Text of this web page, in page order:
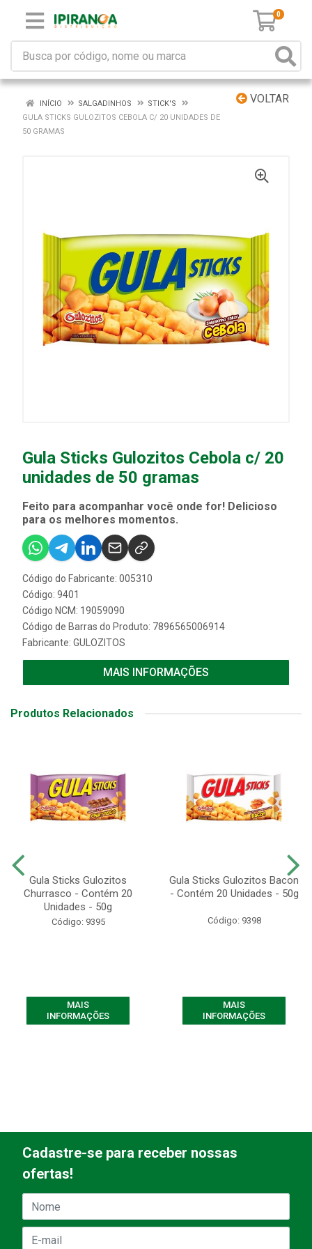
0
VOLTAR
INÍCIO SALGADINHOS
STICK'S
GULA STICKS GULOZITOS CEBOLA C/ 20 UNIDADES DE
50 GRAMAS
Gula Sticks Gulozitos Cebola c/ 20
unidades de 50 gramas
Feito para acompanhar você onde for! Delicioso
para os melhores momentos.
Código do Fabricante: 005310
Código: 9401
Código NCM: 19059090
Código de Barras do Produto: 7896565006914
Fabricante: GULOZITOS
MAIS INFORMAÇÕES
Produtos Relacionados
Gula Sticks Gulozitos
Churrasco - Contém 20
Unidades - 50g
Código: 9395
MAIS
INFORMAÇÕES
Gula Sticks Gulozitos Bacon
- Contém 20 Unidades - 50g
Código: 9398
MAIS
INFORMAÇÕES
Cadastre-se para receber nossas
ofertas!